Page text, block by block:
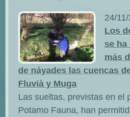
24/
Los
se ha
más
de náyades las cuencas
Fluvià y Muga
Las sueltas, previstas en el
Potamo Fauna, han